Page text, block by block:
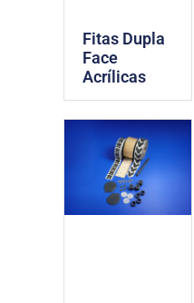
Fitas Dupla
Face
Acrílicas